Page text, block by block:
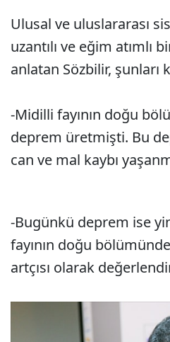
Ulusal ve uluslararası
uzantılı ve eğim atımlı
anlatan Sözbilir, şunları
-Midilli fayının doğu
deprem üretmişti. Bu
can ve mal kaybı
-Bugünkü deprem ise
fayının doğu
artçısı olarak